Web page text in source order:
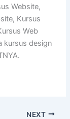
Website,
Kursus
Web
kursus design
NEXT